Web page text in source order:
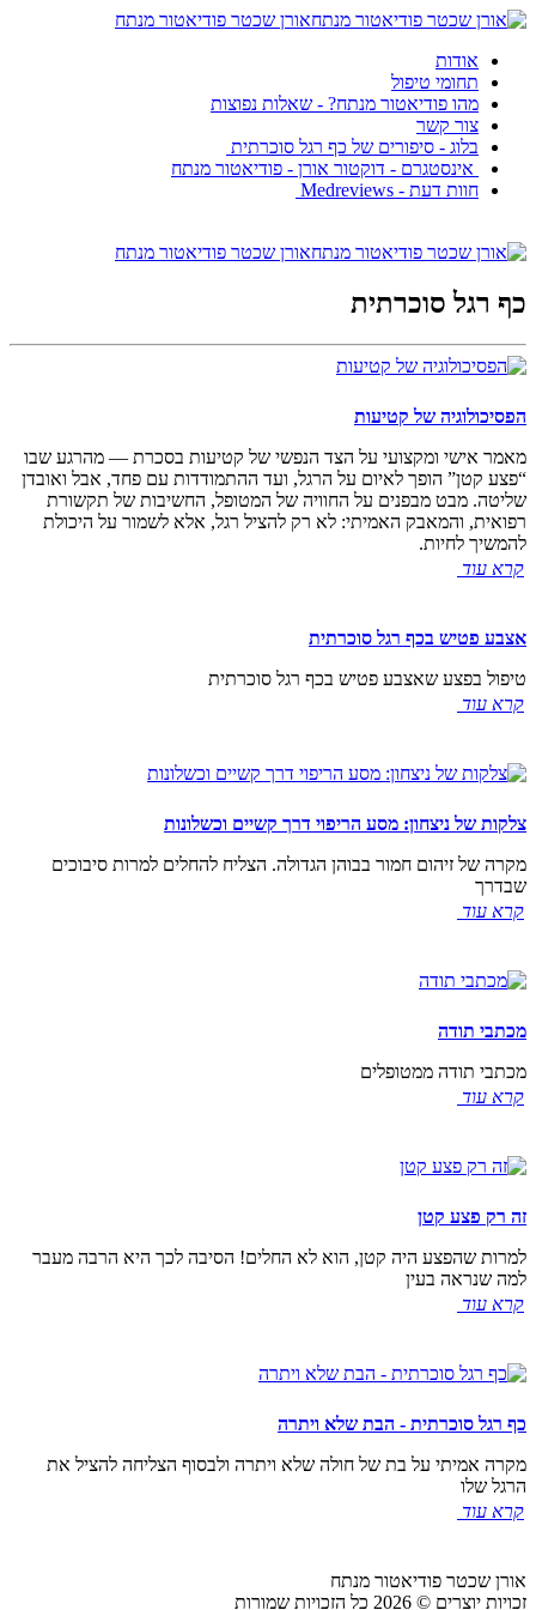
אורן שכטר פודיאטור מנתח
אודות
תחומי טיפול
מהו פודיאטור מנתח? - שאלות נפוצות
צור קשר
בלוג - סיפורים של כף רגל סוכרתית
אינסטגרם - דוקטור אורן - פודיאטור מנתח
חוות דעת - Medreviews
אורן שכטר פודיאטור מנתח
כף רגל סוכרתית
הפסיכולוגיה של קטיעות
מאמר אישי ומקצועי על הצד הנפשי של קטיעות בסכרת — מהרגע שבו
“פצע קטן” הופך לאיום על הרגל, ועד ההתמודדות עם פחד, אבל ואובדן
שליטה. מבט מבפנים על החוויה של המטופל, החשיבות של תקשורת
רפואית, והמאבק האמיתי: לא רק להציל רגל, אלא לשמור על היכולת
להמשיך לחיות.
קרא עוד
אצבע פטיש בכף רגל סוכרתית
טיפול בפצע שאצבע פטיש בכף רגל סוכרתית
קרא עוד
צלקות של ניצחון: מסע הריפוי דרך קשיים וכשלונות
מקרה של זיהום חמור בבוהן הגדולה. הצליח להחלים למרות סיבוכים
שבדרך
קרא עוד
מכתבי תודה
מכתבי תודה ממטופלים
קרא עוד
זה רק פצע קטן
למרות שהפצע היה קטן, הוא לא החלים! הסיבה לכך היא הרבה מעבר
למה שנראה בעין
קרא עוד
​כף רגל סוכרתית - הבת שלא ויתרה
מקרה אמיתי על בת של חולה שלא ויתרה ולבסוף הצליחה להציל את
הרגל שלו
קרא עוד
אורן שכטר פודיאטור מנתח
זכויות יוצרים © 2026 כל הזכויות שמורות